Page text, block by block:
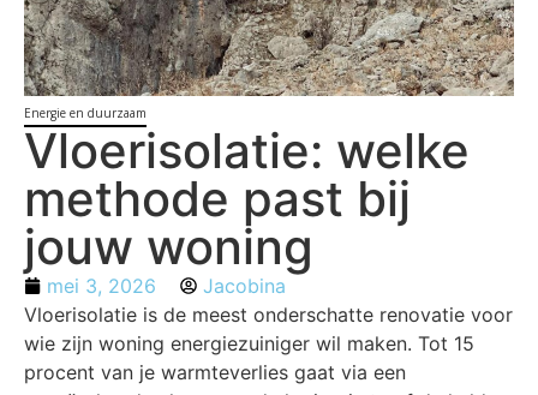
Energie en duurzaam
Vloerisolatie: welke
methode past bij
jouw woning
mei 3, 2026
Jacobina
Vloerisolatie is de meest onderschatte renovatie voor
wie zijn woning energiezuiniger wil maken. Tot 15
procent van je warmteverlies gaat via een